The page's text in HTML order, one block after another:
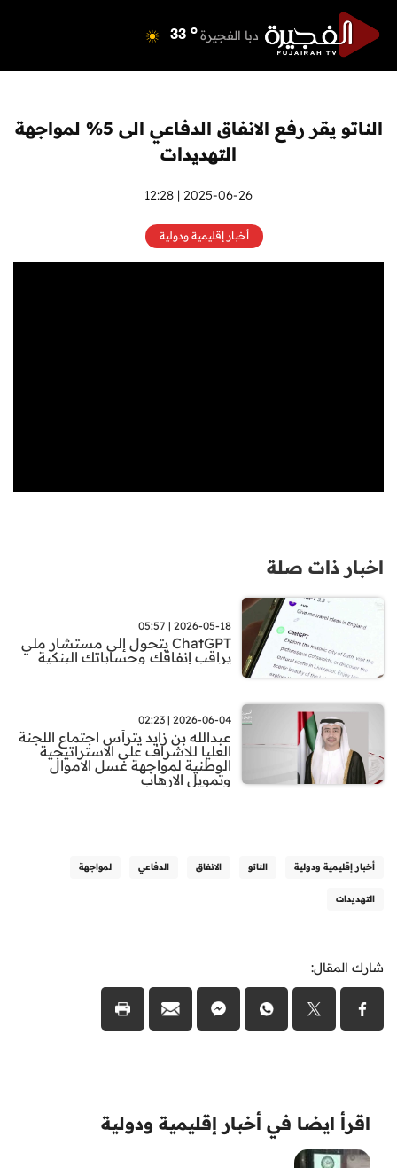
دبا الفجيرة 33 o
أم القيوين o
راس الخيمةo
الفجيرة 32 o
الناتو يقر رفع الانفاق الدفاعي الى 5% لمواجهة
التهديدات
2025-06-26 | 12:28
أخبار إقليمية ودولية
اخبار ذات صلة
2026-05-18 | 05:57
ChatGPT يتحول إلى مستشار ملي
يراقب إنفاقك وحساباتك البنكية
2026-06-04 | 02:23
عبدالله بن زايد يترأس اجتماع اللجنة
العليا للاشراف على الاستراتيجية
الوطنية لمواجهة غسل الاموال
وتمويل الارهاب
أخبار إقليمية ودولية الناتو الانفاق الدفاعي لمواجهة
التهديدات
شارك المقال:
اقرأ ايضا في أخبار إقليمية ودولية